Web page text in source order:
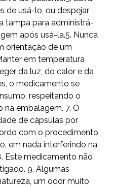
de usá-lo, ou despejar
tampa para administrá-
após usá-la.5. Nunca
orientação de um
em temperatura
da luz, do calor e da
o medicamento se
respeitando o
na embalagem. 7. O
de cápsulas por
com o procedimento
em nada interferindo na
Este medicamento não
9. Algumas
um odor muito